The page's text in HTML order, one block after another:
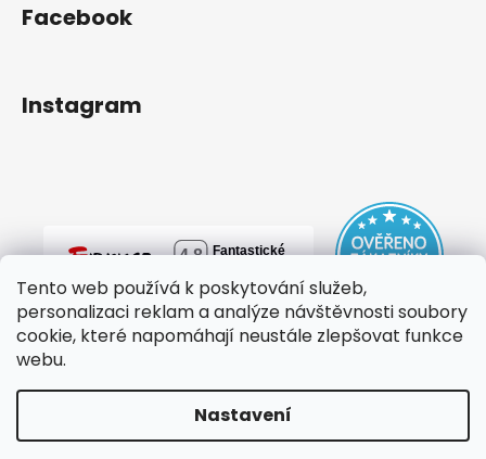
Tento web používá k poskytování služeb,
personalizaci reklam a analýze návštěvnosti soubory
cookie, které napomáhají neustále zlepšovat funkce
webu.
Nastavení
Facebook
Instagram